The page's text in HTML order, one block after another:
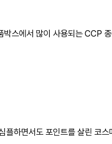
스에서 많이 사용되는 CCP
하면서도 포인트를 살린 코스